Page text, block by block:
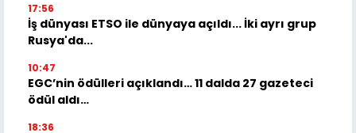
17:56
İş dünyası ETSO ile dünyaya açıldı... İki ayrı grup
Rusya'da...
10:47
EGC’nin ödülleri açıklandı… 11 dalda 27 gazeteci
ödül aldı…
18:36